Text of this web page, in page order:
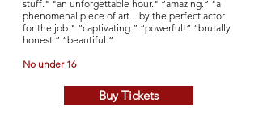
stuff." "an unforgettable hour." “amazing.” "a
phenomenal piece of art... by the perfect actor
for the job." “captivating.” “powerful!” “brutally
honest.” “beautiful.”
No under 16
Buy Tickets